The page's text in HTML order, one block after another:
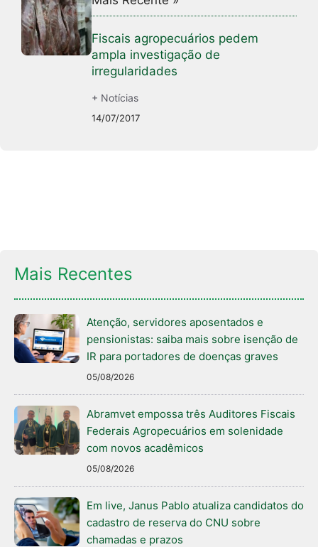
Fiscais agropecuários pedem
ampla investigação de
irregularidades
+ Notícias
14/07/2017
Mais Recentes
Atenção, servidores aposentados e
pensionistas: saiba mais sobre isenção de
IR para portadores de doenças graves
05/08/2026
Abramvet empossa três Auditores Fiscais
Federais Agropecuários em solenidade
com novos acadêmicos
05/08/2026
Em live, Janus Pablo atualiza candidatos do
cadastro de reserva do CNU sobre
chamadas e prazos